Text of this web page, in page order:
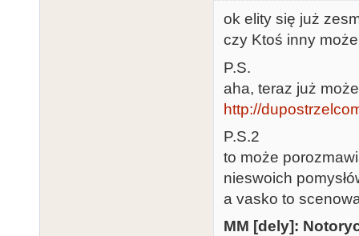
ok elity się już
czy Ktoś inny
P.S.
aha, teraz już
http://
P.S.2
to może
nieswoich
a vasko to
MM [dely]: